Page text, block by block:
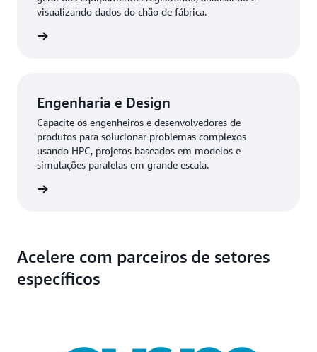
visualizando dados do chão de fábrica.
Engenharia e Design
Capacite os engenheiros e desenvolvedores de
produtos para solucionar problemas complexos
usando HPC, projetos baseados em modelos e
simulações paralelas em grande escala.
Acelere com parceiros de setores
específicos